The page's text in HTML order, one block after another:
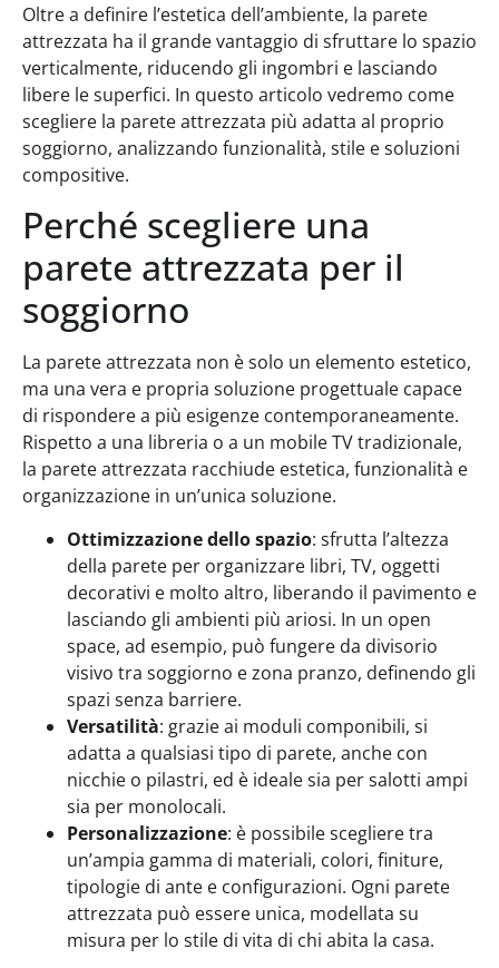
Oltre a definire l’estetica dell’ambiente, la parete
attrezzata ha il grande vantaggio di sfruttare lo spazio
verticalmente, riducendo gli ingombri e lasciando
libere le superfici. In questo articolo vedremo come
scegliere la parete attrezzata più adatta al proprio
soggiorno, analizzando funzionalità, stile e soluzioni
compositive.
Perché scegliere una
parete attrezzata per il
soggiorno
La parete attrezzata non è solo un elemento estetico,
ma una vera e propria soluzione progettuale capace
di rispondere a più esigenze contemporaneamente.
Rispetto a una libreria o a un mobile TV tradizionale,
la parete attrezzata racchiude estetica, funzionalità e
organizzazione in un’unica soluzione.
Ottimizzazione dello spazio: sfrutta l’altezza
della parete per organizzare libri, TV, oggetti
decorativi e molto altro, liberando il pavimento e
lasciando gli ambienti più ariosi. In un open
space, ad esempio, può fungere da divisorio
visivo tra soggiorno e zona pranzo, definendo gli
spazi senza barriere.
Versatilità: grazie ai moduli componibili, si
adatta a qualsiasi tipo di parete, anche con
nicchie o pilastri, ed è ideale sia per salotti ampi
sia per monolocali.
Personalizzazione: è possibile scegliere tra
un’ampia gamma di materiali, colori, finiture,
tipologie di ante e configurazioni. Ogni parete
attrezzata può essere unica, modellata su
misura per lo stile di vita di chi abita la casa.